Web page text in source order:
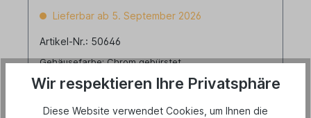
Lieferbar ab 5. September 2026
Artikel-Nr.: 50646
Gehäusefarbe: Chrom gebürstet
Größe: Ø 117
Wir respektieren Ihre Privatsphäre
Diese Website verwendet Cookies, um Ihnen die